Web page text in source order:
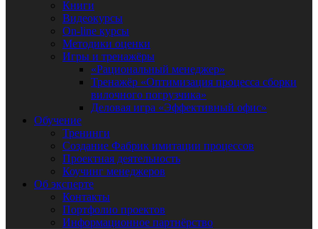
Книги
Видеокурсы
On-line курсы
Методики оценки
Игры и тренажёры
«Рациональный менеджер»
Тренажёр «Оптимизация процесса сборки
вилочного погрузчика»
Деловая игра «Эффективный офис»
Обучение
Тренинги
Создание Фабрик имитации процессов
Проектная деятельность
Коучинг менеджеров
Об эксперте
Контакты
Портфолио проектов
Информационное партнёрство